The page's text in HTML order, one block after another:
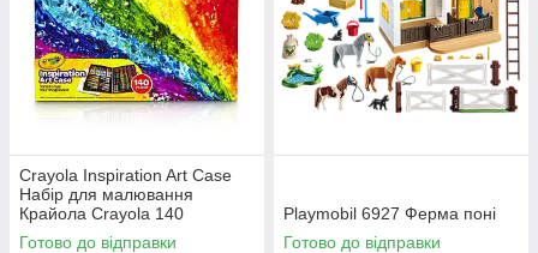
Crayola Inspiration Art Case
Набір для малювання
Крайола Crayola 140
Готово до відправки
Playmobil 6927 Ферма поні
Готово до відправки